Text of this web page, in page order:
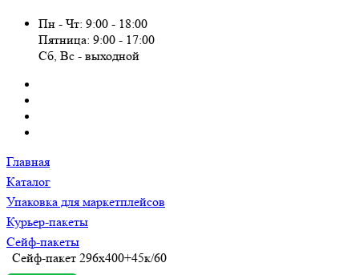
Пн - Чт: 9:00 - 18:00
Пятница: 9:00 - 17:00
Сб, Вc - выходной
Главная
Каталог
Упаковка для маркетплейсов
Курьер-пакеты
Сейф-пакеты
Сейф-пакет 296х400+45к/60